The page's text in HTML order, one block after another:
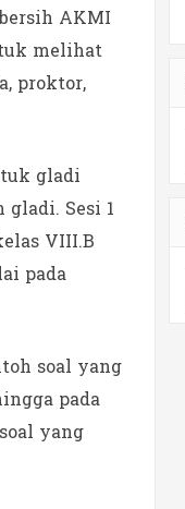
AKMI
melihat
proktor,
gladi
Sesi 1
VIII.B
pada
soal yang
pada
yang